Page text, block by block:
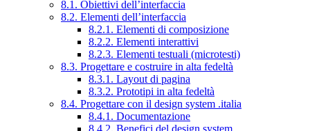
8.1. Obiettivi dell’interfaccia
8.2. Elementi dell’interfaccia
8.2.1. Elementi di composizione
8.2.2. Elementi interattivi
8.2.3. Elementi testuali (microtesti)
8.3. Progettare e costruire in alta fedeltà
8.3.1. Layout di pagina
8.3.2. Prototipi in alta fedeltà
8.4. Progettare con il design system .italia
8.4.1. Documentazione
8.4.2. Benefici del design system